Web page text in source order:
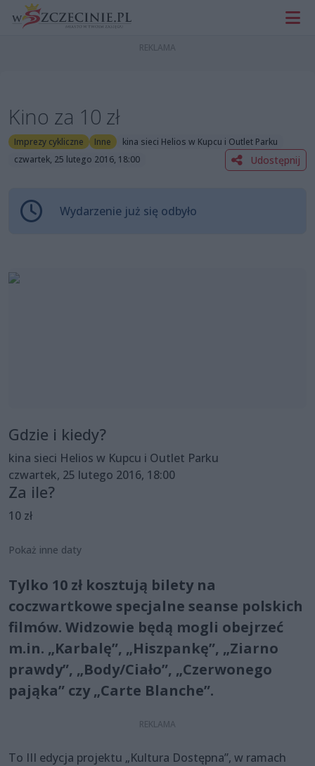
Kino za 10 zł
Imprezy cykliczne Inne
kina sieci Helios w Kupcu i Outlet Parku
czwartek, 25 lutego 2016, 18:00
Udostępnij
Wydarzenie już się odbyło
Gdzie i kiedy?
kina sieci Helios w Kupcu i Outlet Parku
czwartek, 25 lutego 2016, 18:00
Za ile?
10 zł
Pokaż inne daty
Tylko 10 zł kosztują bilety na
coczwartkowe specjalne seanse polskich
filmów. Widzowie będą mogli obejrzeć
m.in. „Karbalę”, „Hiszpankę”, „Ziarno
prawdy”, „Body/Ciało”, „Czerwonego
pająka” czy „Carte Blanche”.
To III edycja projektu „Kultura Dostępna”, w ramach